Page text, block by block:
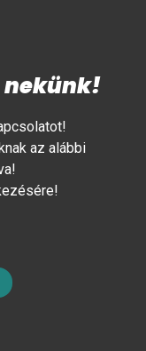
nekünk!
az alábbi